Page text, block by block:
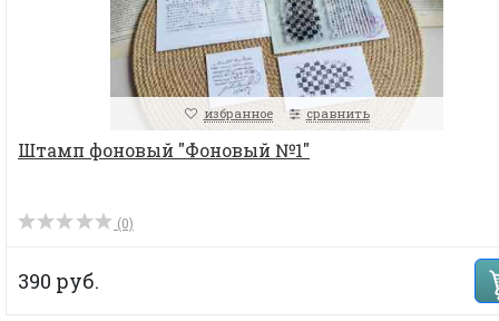
избранное сравнить
Штамп фоновый "Фоновый №1"
(0)
390 руб.